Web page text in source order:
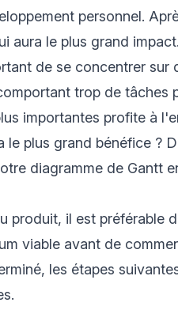
personnel.
aura le plus grand impact.
de se concentrer sur
trop de tâches
importantes profite à
le plus grand bénéfice ?
diagramme de Gantt
produit, il est préférable
viable avant de
les étapes